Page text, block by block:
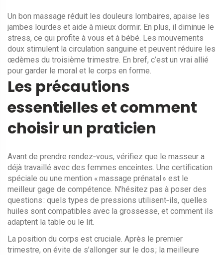
Un bon massage réduit les douleurs lombaires, apaise les
jambes lourdes et aide à mieux dormir. En plus, il diminue le
stress, ce qui profite à vous et à bébé. Les mouvements
doux stimulent la circulation sanguine et peuvent réduire les
œdèmes du troisième trimestre. En bref, c’est un vrai allié
pour garder le moral et le corps en forme.
Les précautions
essentielles et comment
choisir un praticien
Avant de prendre rendez‑vous, vérifiez que le masseur a
déjà travaillé avec des femmes enceintes. Une certification
spéciale ou une mention « massage prénatal » est le
meilleur gage de compétence. N’hésitez pas à poser des
questions : quels types de pressions utilisent‑ils, quelles
huiles sont compatibles avec la grossesse, et comment ils
adaptent la table ou le lit.
La position du corps est cruciale. Après le premier
trimestre, on évite de s’allonger sur le dos ; la meilleure